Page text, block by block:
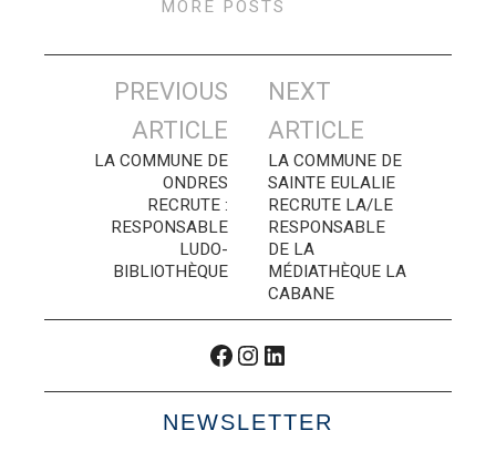
MORE POSTS
Navigation
articles
PREVIOUS
ARTICLE
LA COMMUNE DE
ONDRES
RECRUTE :
RESPONSABLE
LUDO-
BIBLIOTHÈQUE
NEXT
ARTICLE
LA COMMUNE DE
SAINTE EULALIE
RECRUTE LA/LE
RESPONSABLE
DE LA
MÉDIATHÈQUE LA
CABANE
Facebook
Instagram
LinkedIn
NEWSLETTER